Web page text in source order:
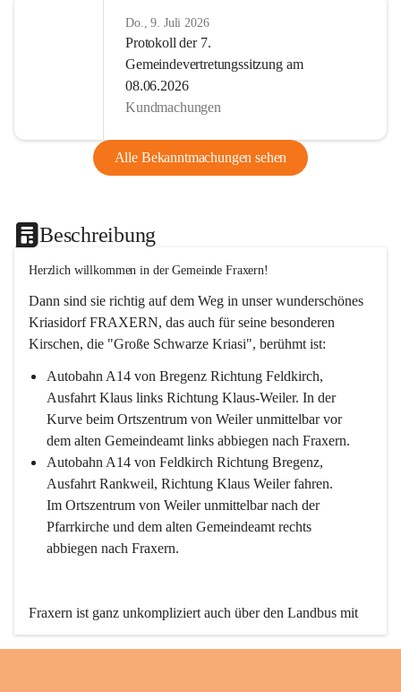
Do., 9. Juli 2026
Protokoll der 7.
Gemeindevertretungssitzung am
08.06.2026
Kundmachungen
Alle Bekanntmachungen sehen
Beschreibung
Herzlich willkommen in der Gemeinde Fraxern!
Dann sind sie richtig auf dem Weg in unser wunderschönes
Kriasidorf FRAXERN, das auch für seine besonderen
Kirschen, die "Große Schwarze Kriasi", berühmt ist:
Autobahn A14 von Bregenz Richtung Feldkirch,
Ausfahrt Klaus links Richtung Klaus-Weiler. In der
Kurve beim Ortszentrum von Weiler unmittelbar vor
dem alten Gemeindeamt links abbiegen nach Fraxern.
Autobahn A14 von Feldkirch Richtung Bregenz,
Ausfahrt Rankweil, Richtung Klaus Weiler fahren.
Im Ortszentrum von Weiler unmittelbar nach der
Pfarrkirche und dem alten Gemeindeamt rechts
abbiegen nach Fraxern.
Fraxern ist ganz unkompliziert auch über den Landbus mit
den öffentlichen Verkehrsmitteln zu erreichen. Die Linie